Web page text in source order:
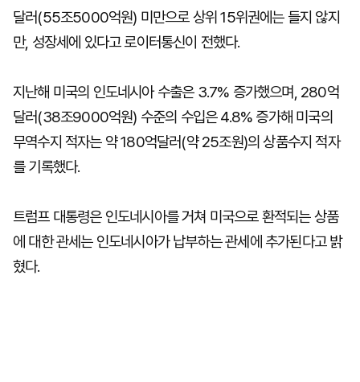
달러(55조5000억원) 미만으로 상위 15위권에는 들지 않지
만, 성장세에 있다고 로이터통신이 전했다.
지난해 미국의 인도네시아 수출은 3.7% 증가했으며, 280억
달러(38조9000억원) 수준의 수입은 4.8% 증가해 미국의
무역수지 적자는 약 180억달러(약 25조원)의 상품수지 적자
를 기록했다.
트럼프 대통령은 인도네시아를 거쳐 미국으로 환적되는 상품
에 대한 관세는 인도네시아가 납부하는 관세에 추가된다고 밝
혔다.